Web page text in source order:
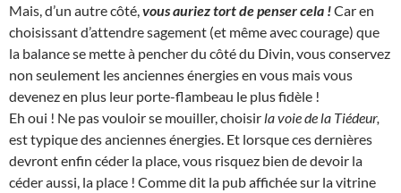
Mais, d’un autre côté, vous auriez tort de penser cela !Car en
choisissant d’attendre sagement (et même avec courage) que
la balance se mette à pencher du côté du Divin, vous conservez
non seulement les anciennes énergies en vous mais vous
devenez en plus leur porte-flambeau le plus fidèle !
Eh oui ! Ne pas vouloir se mouiller, choisir la voie de la Tiédeur,
est typique des anciennes énergies. Et lorsque ces dernières
devront enfin céder la place, vous risquez bien de devoir la
céder aussi, la place ! Comme dit la pub affichée sur la vitrine